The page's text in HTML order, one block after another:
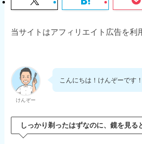
当サイトはアフィリエイト広告を利
けんぞー
こんにちは！けんぞーです！
しっかり剃ったはずなのに、鏡を見る